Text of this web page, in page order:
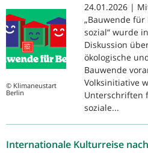
© Klimaneustart
Berlin
24.01.2026 |
„Bauwende
sozial“ wurde
Diskussion
ökologische
Bauwende
Volksinitiative
Unterschriften
soziale...
Internationale Kulturreise